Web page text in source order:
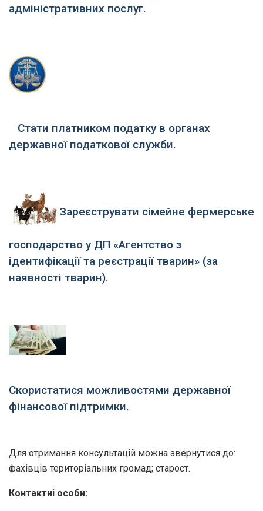
адміністративних послуг.
Стати платником податку в органах
державної податкової служби.
Зареєструвати сімейне фермерське
господарство у ДП «Агентство з
ідентифікації та реєстрації тварин» (за
наявності тварин).
Скористатися можливостями державної
фінансової підтримки.
Для отримання консультацій можна звернутися до:
фахівців територіальних громад; старост.
Контактні особи: